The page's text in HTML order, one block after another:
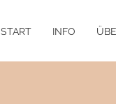
START INFO